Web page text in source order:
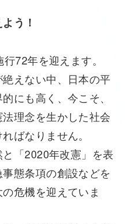
う！
72年を迎えます。
えない中、日本の平
にも高く、今こそ、
理念を生かした社会
ばなりません。
「2020年改憲」を表
態条項の創設などを
危機を迎えていま